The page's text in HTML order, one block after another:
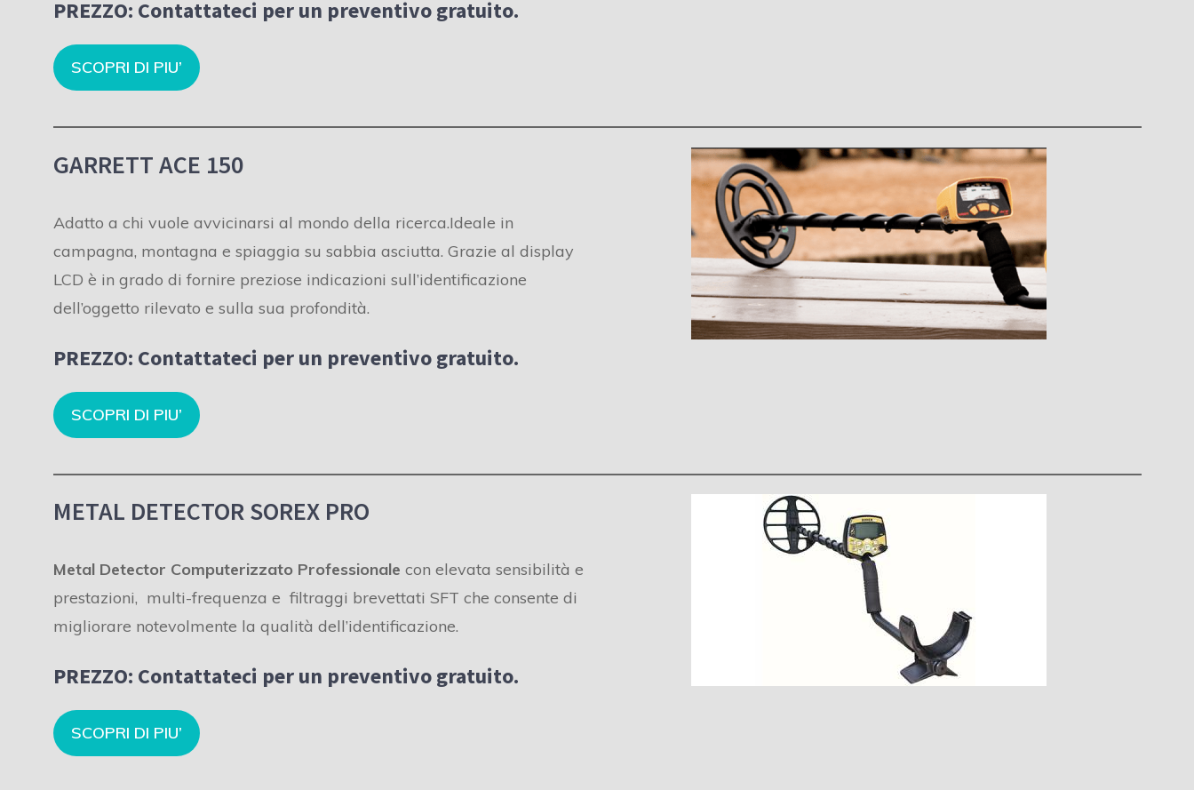
PREZZO: Contattateci per un preventivo gratuito.
SCOPRI DI PIU’
GARRETT ACE 150
Adatto a chi vuole avvicinarsi al mondo della ricerca.Ideale in
campagna, montagna e spiaggia su sabbia asciutta. Grazie al display
LCD è in grado di fornire preziose indicazioni sull’identificazione
dell’oggetto rilevato e sulla sua profondità.
PREZZO: Contattateci per un preventivo gratuito.
SCOPRI DI PIU’
METAL DETECTOR SOREX PRO
Metal Detector Computerizzato Professionale con elevata sensibilità e
prestazioni, multi-frequenza e filtraggi brevettati SFT che consente di
migliorare notevolmente la qualità dell’identificazione.
PREZZO: Contattateci per un preventivo gratuito.
SCOPRI DI PIU’